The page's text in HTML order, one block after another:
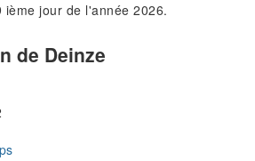
jour de l'année 2026.
de Deinze